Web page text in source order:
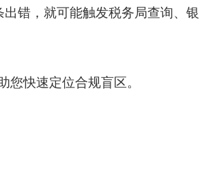
错，就可能触发税务局查询、银
您快速定位合规盲区。